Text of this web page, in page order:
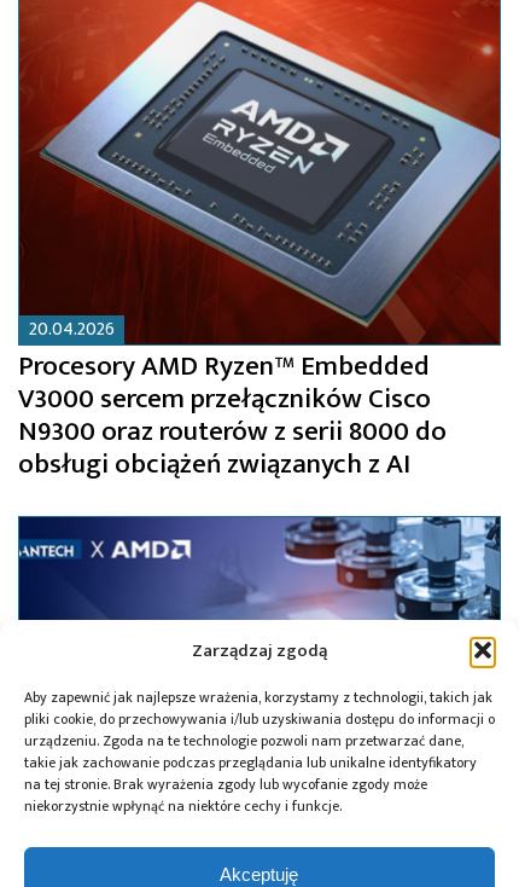
Zarządzaj zgodą
Aby zapewnić jak najlepsze wrażenia, korzystamy z technologii, takich jak
pliki cookie, do przechowywania i/lub uzyskiwania dostępu do informacji o
urządzeniu. Zgoda na te technologie pozwoli nam przetwarzać dane,
takie jak zachowanie podczas przeglądania lub unikalne identyfikatory
na tej stronie. Brak wyrażenia zgody lub wycofanie zgody może
niekorzystnie wpłynąć na niektóre cechy i funkcje.
Akceptuję
20.04.2026
Procesory AMD Ryzen™ Embedded
V3000 sercem przełączników Cisco
N9300 oraz routerów z serii 8000 do
obsługi obciążeń związanych z AI